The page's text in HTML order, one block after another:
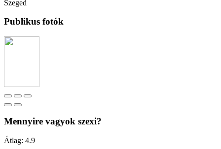
Szeged
Publikus fotók
Mennyire vagyok szexi?
Átlag: 4.9